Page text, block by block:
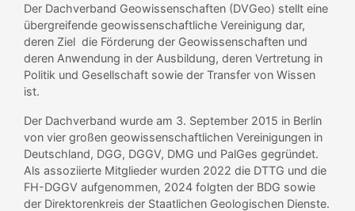
Der Dachverband Geowissenschaften (DVGeo) stellt eine
übergreifende geowissenschaftliche Vereinigung dar,
deren Ziel die Förderung der Geowissenschaften und
deren Anwendung in der Ausbildung, deren Vertretung in
Politik und Gesellschaft sowie der Transfer von Wissen
ist.
Der Dachverband wurde am 3. September 2015 in Berlin
von vier großen geowissenschaftlichen Vereinigungen in
Deutschland, DGG, DGGV, DMG und PalGes gegründet.
Als assoziierte Mitglieder wurden 2022 die DTTG und die
FH-DGGV aufgenommen, 2024 folgten der BDG sowie
der Direktorenkreis der Staatlichen Geologischen Dienste.